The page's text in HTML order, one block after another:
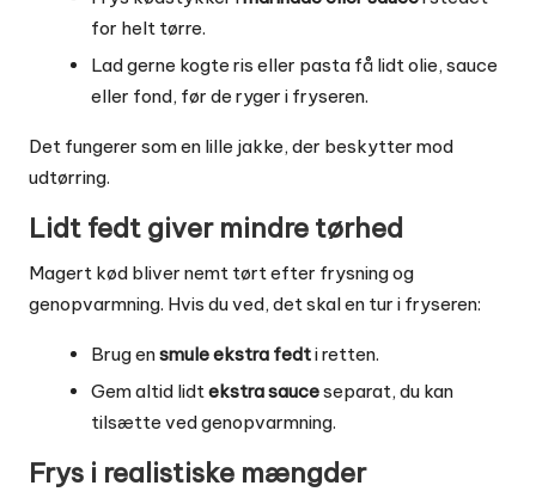
for helt tørre.
Lad gerne kogte ris eller pasta få lidt olie, sauce
eller fond, før de ryger i fryseren.
Det fungerer som en lille jakke, der beskytter mod
udtørring.
Lidt fedt giver mindre tørhed
Magert kød bliver nemt tørt efter frysning og
genopvarmning. Hvis du ved, det skal en tur i fryseren:
Brug ensmule ekstra fedti retten.
Gem altid lidtekstra sauceseparat, du kan
tilsætte ved genopvarmning.
Frys i realistiske mængder